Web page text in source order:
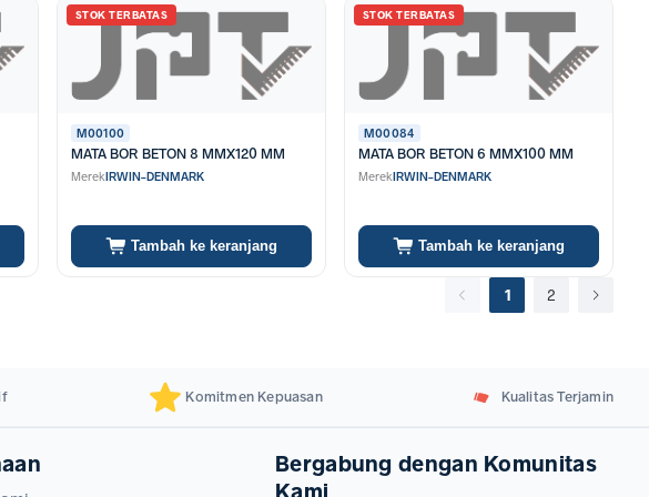
tidak mudah tumpul atau meleleh akibat gesekan ekstrem.
STOK TERBATAS
M00100
MATA BOR BETON 8 MMX120 MM
MerekIRWIN-DENMARK
Tambah ke keranjang
STOK TERBATAS
M00084
MATA BOR BETON 6 MMX100 MM
MerekIRWIN-DENMARK
Tambah ke keranjang
1 2
Komitmen Kepuasan Kualitas Terjamin
Bergabung dengan Komunitas